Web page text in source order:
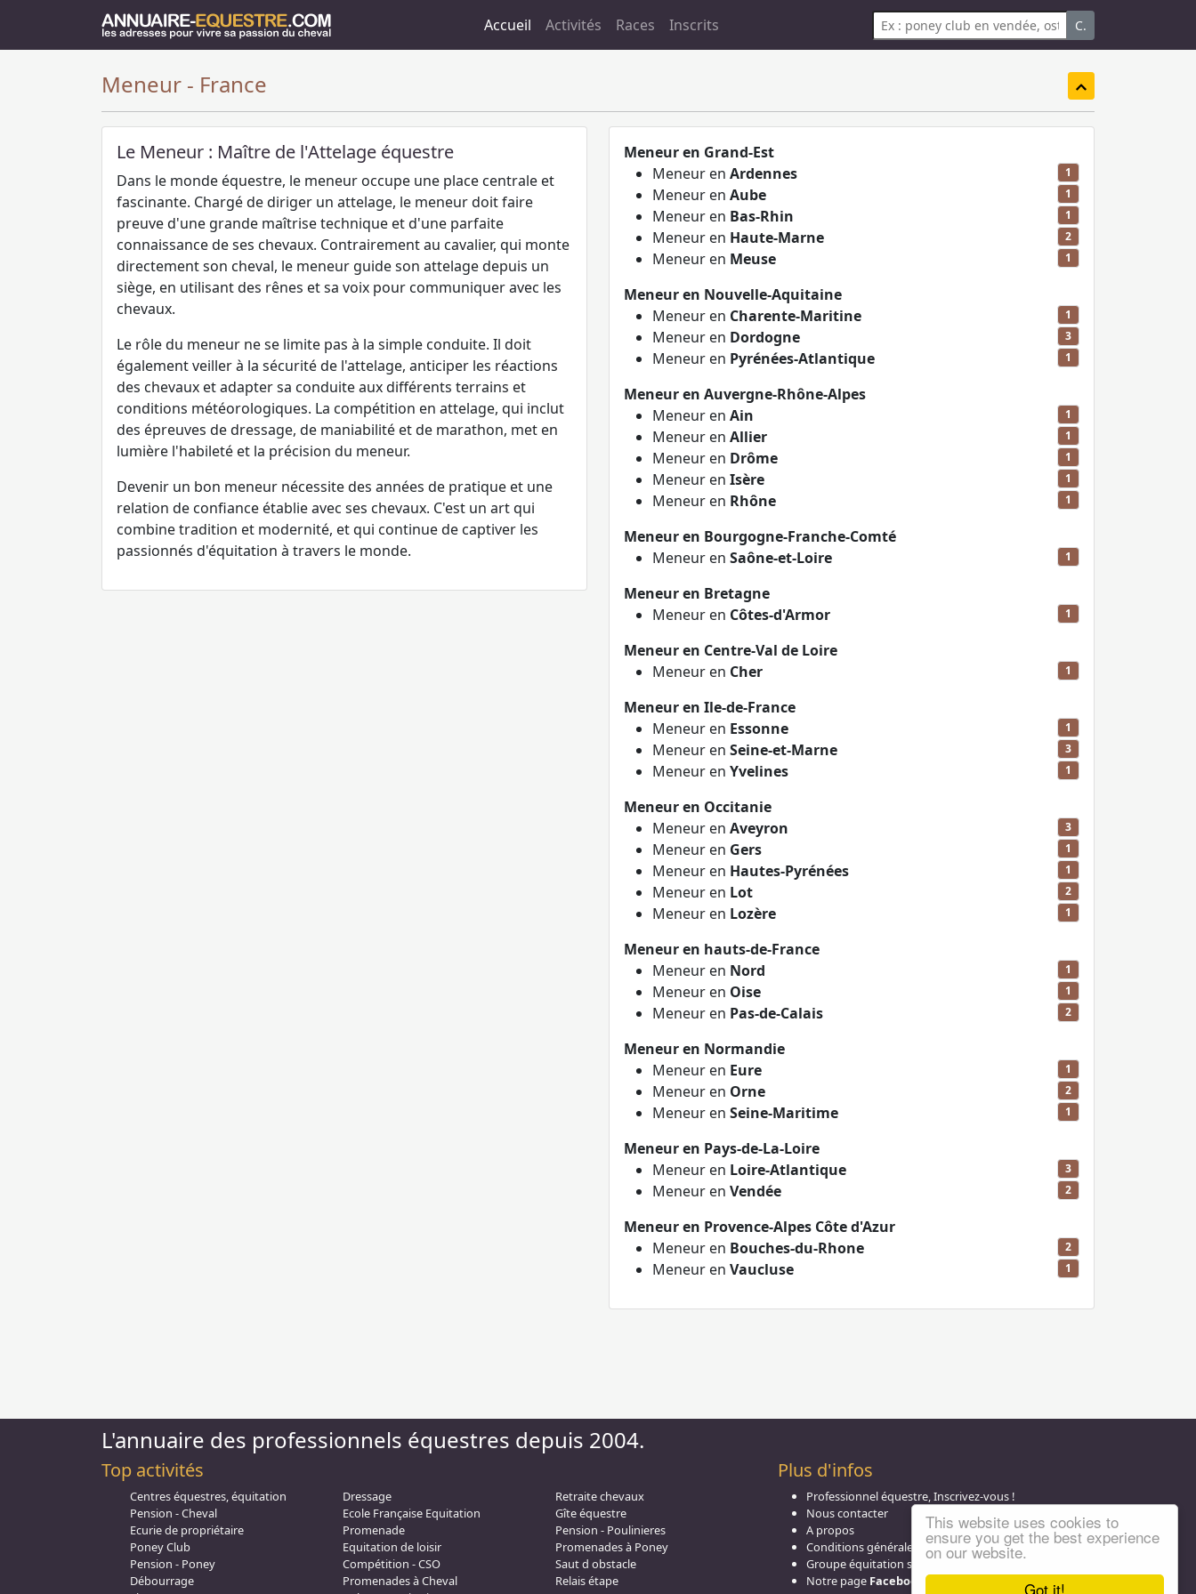
Got it!
This website uses cookies to
ensure you get the best experience
on our website.
Accueil Activités Races Inscrits C.
Meneur - France
Le Meneur : Maître de l'Attelage équestre
Dans le monde équestre, le meneur occupe une place centrale et
fascinante. Chargé de diriger un attelage, le meneur doit faire
preuve d'une grande maîtrise technique et d'une parfaite
connaissance de ses chevaux. Contrairement au cavalier, qui monte
directement son cheval, le meneur guide son attelage depuis un
siège, en utilisant des rênes et sa voix pour communiquer avec les
chevaux.
Le rôle du meneur ne se limite pas à la simple conduite. Il doit
également veiller à la sécurité de l'attelage, anticiper les réactions
des chevaux et adapter sa conduite aux différents terrains et
conditions météorologiques. La compétition en attelage, qui inclut
des épreuves de dressage, de maniabilité et de marathon, met en
lumière l'habileté et la précision du meneur.
Devenir un bon meneur nécessite des années de pratique et une
relation de confiance établie avec ses chevaux. C'est un art qui
combine tradition et modernité, et qui continue de captiver les
passionnés d'équitation à travers le monde.
Meneur en Grand-Est
Meneur en Ardennes 1
Meneur en Aube 1
Meneur en Bas-Rhin 1
Meneur en Haute-Marne 2
Meneur en Meuse 1
Meneur en Nouvelle-Aquitaine
Meneur en Charente-Maritine 1
Meneur en Dordogne 3
Meneur en Pyrénées-Atlantique 1
Meneur en Auvergne-Rhône-Alpes
Meneur en Ain 1
Meneur en Allier 1
Meneur en Drôme 1
Meneur en Isère 1
Meneur en Rhône 1
Meneur en Bourgogne-Franche-Comté
Meneur en Saône-et-Loire 1
Meneur en Bretagne
Meneur en Côtes-d'Armor 1
Meneur en Centre-Val de Loire
Meneur en Cher 1
Meneur en Ile-de-France
Meneur en Essonne 1
Meneur en Seine-et-Marne 3
Meneur en Yvelines 1
Meneur en Occitanie
Meneur en Aveyron 3
Meneur en Gers 1
Meneur en Hautes-Pyrénées 1
Meneur en Lot 2
Meneur en Lozère 1
Meneur en hauts-de-France
Meneur en Nord 1
Meneur en Oise 1
Meneur en Pas-de-Calais 2
Meneur en Normandie
Meneur en Eure 1
Meneur en Orne 2
Meneur en Seine-Maritime 1
Meneur en Pays-de-La-Loire
Meneur en Loire-Atlantique 3
Meneur en Vendée 2
Meneur en Provence-Alpes Côte d'Azur
Meneur en Bouches-du-Rhone 2
Meneur en Vaucluse 1
L'annuaire des professionnels équestres depuis 2004.
Top activités
Centres équestres, équitation
Pension - Cheval
Ecurie de propriétaire
Poney Club
Pension - Poney
Débourrage
Dressage
Ecole Française Equitation
Promenade
Equitation de loisir
Compétition - CSO
Promenades à Cheval
Retraite chevaux
Gîte équestre
Pension - Poulinieres
Promenades à Poney
Saut d obstacle
Relais étape
Plus d'infos
Professionnel équestre, Inscrivez-vous !
Nous contacter
A propos
Conditions générales d'utilisation
Groupe équitation sur LinkedIn
Notre page Facebook